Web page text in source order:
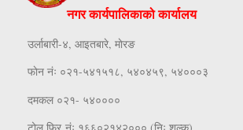
नगर कार्यपालिकाको कार्यालय
उर्लाबारी-४, आइतबारे, माेरङ
फाेन नंः ०२१-५४१५१८, ५४०४५९, ५४०००३
दमकल ०२१- ५४००००